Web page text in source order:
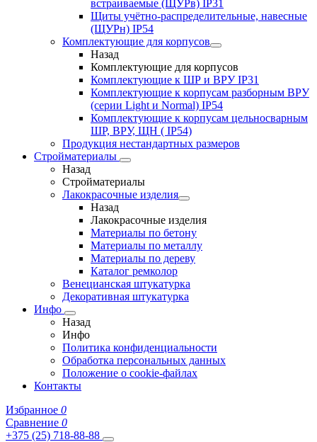
встраиваемые (ЩУРв) IP31
Щиты учётно-распределительные, навесные
(ЩУРн) IP54
Комплектующие для корпусов
Назад
Комплектующие для корпусов
Комплектующие к ШР и ВРУ IP31
Комплектующие к корпусам разборным ВРУ
(серии Light и Normal) IP54
Комплектующие к корпусам цельносварным
ШР, ВРУ, ЩН ( IP54)
Продукция нестандартных размеров
Стройматериалы
Назад
Стройматериалы
Лакокрасочные изделия
Назад
Лакокрасочные изделия
Материалы по бетону
Материалы по металлу
Материалы по дереву
Каталог ремколор
Венецианская штукатурка
Декоративная штукатурка
Инфо
Назад
Инфо
Политика конфиденциальности
Обработка персональных данных
Положение о cookie-файлах
Контакты
Избранное 0
Сравнение 0
+375 (25) 718-88-88